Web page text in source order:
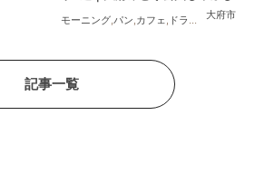
大府市
ぶ池、ぱんやSUNとえふ
モーニング,パン,カフェ, ドライブ ,観光,
記事一覧